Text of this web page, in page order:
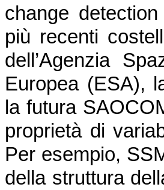
change
più recenti
dell’Agenzia
Europea (ESA),
la futura
proprietà di
Per esempio,
della struttura